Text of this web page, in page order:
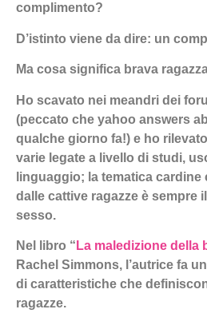
complimento?
D’istinto viene da dire: un
Ma cosa significa brava
Ho scavato nei meandri dei
(peccato che yahoo answers
qualche giorno fa!) e ho
varie legate a livello di studi,
linguaggio; la tematica
dalle cattive ragazze è sempre
sesso.
Nel libro “ La maledizione della
Rachel Simmons, l’autrice fa
di caratteristiche che
ragazze.